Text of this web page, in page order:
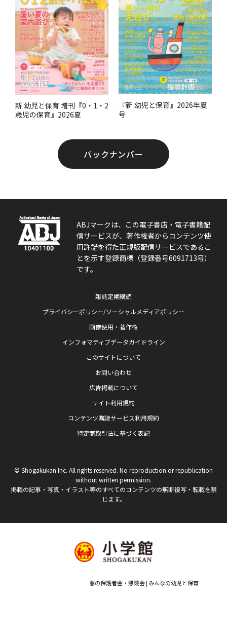
新 幼児と保育 増刊『0・1・2
歳児の保育』2026夏
『新 幼児と保育』2026年夏
号
バックナンバー
ABJマークは、この電子書店・電子書籍配
信サービスが、著作権者からコンテンツ使
用許諾を得た正規版配信サービスであるこ
とを示す登録商標（登録番号6091713号）
です。
雑誌定期購読
プライバシーポリシー/ソーシャルメディアポリシー
画像使用・著作権
インフォマティブデータガイドライン
このサイトについて
お問い合わせ
広告掲載について
サイト利用規約
コンテンツ購読サービス利用規約
特定商取引法に基づく表記
© Shogakukan Inc. All rights reserved. No reproduction or republication
without written permission.
掲載の記事・写真・イラスト等のすべてのコンテンツの無断複写・転載を禁
じます。
春の保護者会・懇談会 | みんなの幼児と保育